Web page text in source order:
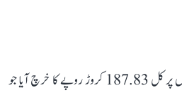
2025 میں وزیر اعظم کے دوروں پر کل 187.83 کروڑ روپے کا خرچ آیا جو